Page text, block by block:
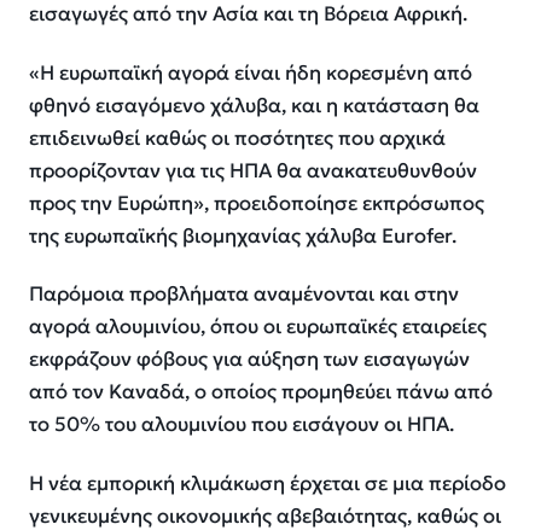
εισαγωγές από την Ασία και τη Βόρεια Αφρική.
«Η ευρωπαϊκή αγορά είναι ήδη κορεσμένη από
φθηνό εισαγόμενο χάλυβα, και η κατάσταση θα
επιδεινωθεί καθώς οι ποσότητες που αρχικά
προορίζονταν για τις ΗΠΑ θα ανακατευθυνθούν
προς την Ευρώπη», προειδοποίησε εκπρόσωπος
της ευρωπαϊκής βιομηχανίας χάλυβα Eurofer.
Παρόμοια προβλήματα αναμένονται και στην
αγορά αλουμινίου, όπου οι ευρωπαϊκές εταιρείες
εκφράζουν φόβους για αύξηση των εισαγωγών
από τον Καναδά, ο οποίος προμηθεύει πάνω από
το 50% του αλουμινίου που εισάγουν οι ΗΠΑ.
Η νέα εμπορική κλιμάκωση έρχεται σε μια περίοδο
γενικευμένης οικονομικής αβεβαιότητας, καθώς οι